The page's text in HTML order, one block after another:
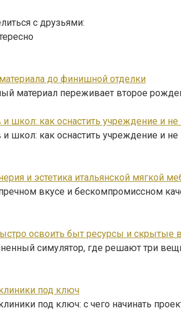
с друзьями:
до финишной отделки
материал переживает второе
школ: как оснастить учреждение и не
школ: как оснастить учреждение и
и эстетика итальянской мягкой
вкусе и бескомпромиссном
освоить быт ресурсы и скрытые
симулятор, где решают три
под ключ
под ключ: с чего начинать